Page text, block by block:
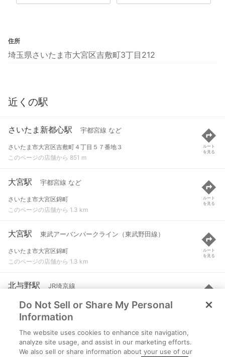
住所
埼玉県さいたま市大宮区吉敷町3丁目212
近くの駅
さいたま新都心駅 宇都宮線 など
さいたま市大宮区吉敷町４丁目５７番地３
このページの店舗から 851 m
ルート
を見る
大宮駅 宇都宮線 など
さいたま市大宮区錦町
このページの店舗から 1.3 km
ルート
を見る
大宮駅 東武アーバンパークライン（東武野田線）
さいたま市大宮区錦町
このページの店舗から 1.3 km
ルート
を見る
北与野駅 JR埼京線
さいたま市中央区上落合
このページの店舗から 1.4 km
ルート
を見る
大宮駅 ニューシャトル
さいたま市大宮区錦町
Do Not Sell or Share My Personal
Information
The website uses cookies to enhance site navigation,
analyze site usage, and assist in our marketing efforts.
We also sell or share information about your use of our